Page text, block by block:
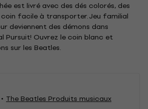
est livré avec des dés colorés, des
facile à transporter. Jeu familial
deviennent des démons dans
Pursuit! Ouvrez le coin blanc et
sur les Beatles.
The Beatles Produits musicaux